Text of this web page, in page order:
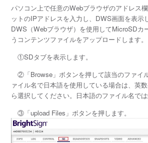
パソコン上で任意のWebブラウザのアドレス
ットのIPアドレスを入力し、DWS画面を表示
DWS（Webブラウザ）を使用してMicroSDカ
うコンテンツファイルをアップロードします。
①SDタブを表示します。
②「Browse」ボタンを押して該当のファイ
ァイル名で日本語を使用している場合は、英
ら選択してください。日本語のファイル名で
③「upload Files」ボタンを押します。